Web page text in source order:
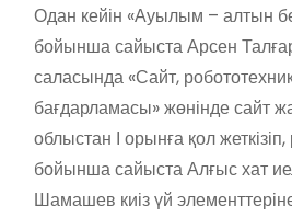
Одан кейін «Ауылым – алтын
бойынша сайыста Арсен
саласында «Сайт,
бағдарламасы» жөнінде сайт
облыстан І орынға қол
бойынша сайыста Алғыс хат
Шамашев киіз үй